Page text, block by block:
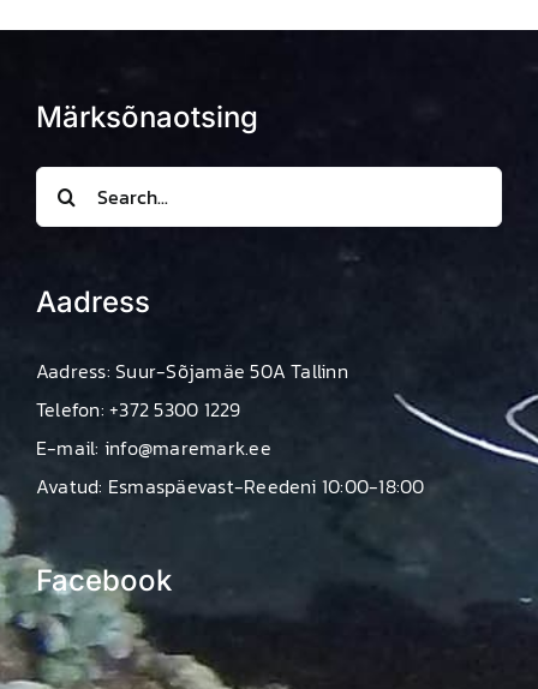
Märksõnaotsing
Search
for:
Aadress
Aadress: Suur-Sõjamäe 50A Tallinn
Telefon: +372 5300 1229
E-mail: info@maremark.ee
Avatud: Esmaspäevast-Reedeni 10:00-18:00
Facebook